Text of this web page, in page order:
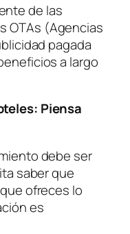
de las
OTAs (Agencias
pagada
a largo
Piensa
debe ser
saber que
ofreces lo
es